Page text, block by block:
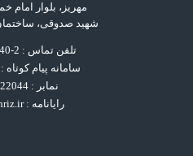
مهریز، بلوار امام
شهید صدوقی،
تلفن تماس : 2-32522040-035
سامانه پیام کوتاه : 3000600090
نمابر : 32522044-035
رایانامه :